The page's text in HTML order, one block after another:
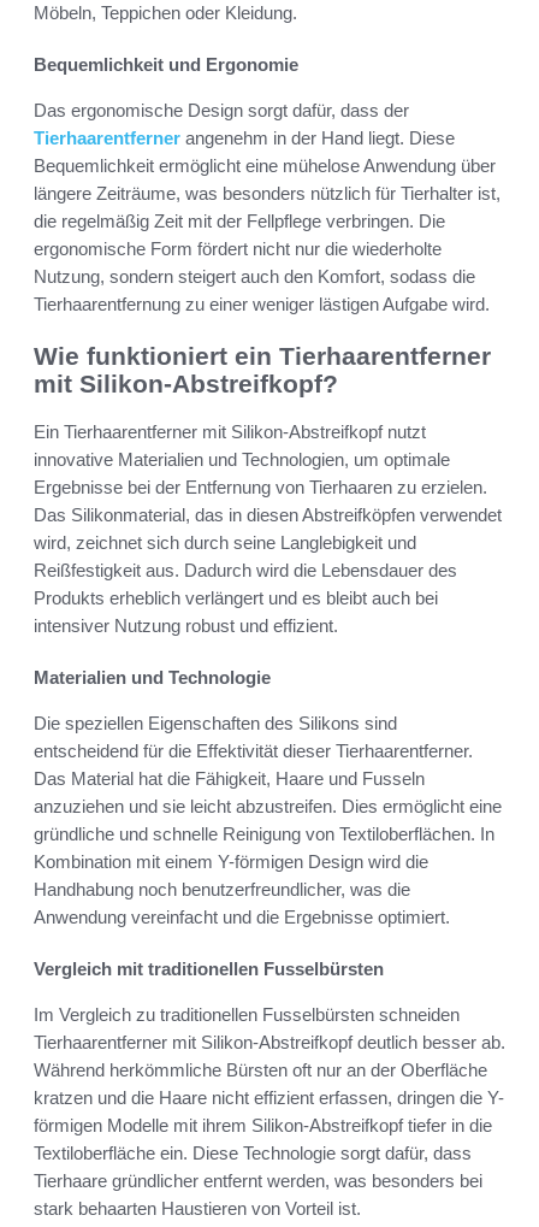
Möbeln, Teppichen oder Kleidung.
Bequemlichkeit und Ergonomie
Das ergonomische Design sorgt dafür, dass der
Tierhaarentferner angenehm in der Hand liegt. Diese
Bequemlichkeit ermöglicht eine mühelose Anwendung über
längere Zeiträume, was besonders nützlich für Tierhalter ist,
die regelmäßig Zeit mit der Fellpflege verbringen. Die
ergonomische Form fördert nicht nur die wiederholte
Nutzung, sondern steigert auch den Komfort, sodass die
Tierhaarentfernung zu einer weniger lästigen Aufgabe wird.
Wie funktioniert ein Tierhaarentferner
mit Silikon-Abstreifkopf?
Ein Tierhaarentferner mit Silikon-Abstreifkopf nutzt
innovative Materialien und Technologien, um optimale
Ergebnisse bei der Entfernung von Tierhaaren zu erzielen.
Das Silikonmaterial, das in diesen Abstreifköpfen verwendet
wird, zeichnet sich durch seine Langlebigkeit und
Reißfestigkeit aus. Dadurch wird die Lebensdauer des
Produkts erheblich verlängert und es bleibt auch bei
intensiver Nutzung robust und effizient.
Materialien und Technologie
Die speziellen Eigenschaften des Silikons sind
entscheidend für die Effektivität dieser Tierhaarentferner.
Das Material hat die Fähigkeit, Haare und Fusseln
anzuziehen und sie leicht abzustreifen. Dies ermöglicht eine
gründliche und schnelle Reinigung von Textiloberflächen. In
Kombination mit einem Y-förmigen Design wird die
Handhabung noch benutzerfreundlicher, was die
Anwendung vereinfacht und die Ergebnisse optimiert.
Vergleich mit traditionellen Fusselbürsten
Im Vergleich zu traditionellen Fusselbürsten schneiden
Tierhaarentferner mit Silikon-Abstreifkopf deutlich besser ab.
Während herkömmliche Bürsten oft nur an der Oberfläche
kratzen und die Haare nicht effizient erfassen, dringen die Y-
förmigen Modelle mit ihrem Silikon-Abstreifkopf tiefer in die
Textiloberfläche ein. Diese Technologie sorgt dafür, dass
Tierhaare gründlicher entfernt werden, was besonders bei
stark behaarten Haustieren von Vorteil ist.